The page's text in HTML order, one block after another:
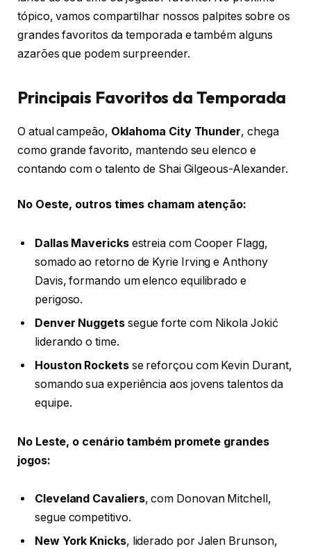
tópico, vamos compartilhar nossos palpites sobre os
grandes favoritos da temporada e também alguns
azarões que podem surpreender.
Principais Favoritos da Temporada
O atual campeão, Oklahoma City Thunder, chega
como grande favorito, mantendo seu elenco e
contando com o talento de Shai Gilgeous-Alexander.
No Oeste, outros times chamam atenção:
Dallas Mavericksestreia com Cooper Flagg,
somado ao retorno de Kyrie Irving e Anthony
Davis, formando um elenco equilibrado e
perigoso.
Denver Nuggetssegue forte com Nikola Jokić
liderando o time.
Houston Rockets se reforçou com Kevin Durant,
somando sua experiência aos jovens talentos da
equipe.
No Leste, o cenário também promete grandes
jogos:
Cleveland Cavaliers, com Donovan Mitchell,
segue competitivo.
New York Knicks, liderado por Jalen Brunson,